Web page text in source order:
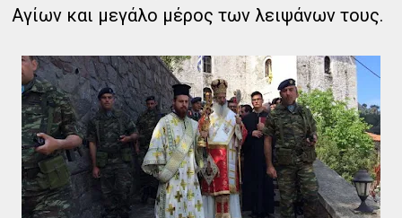
Αγίων και μεγάλο μέρος των λειψάνων τους.